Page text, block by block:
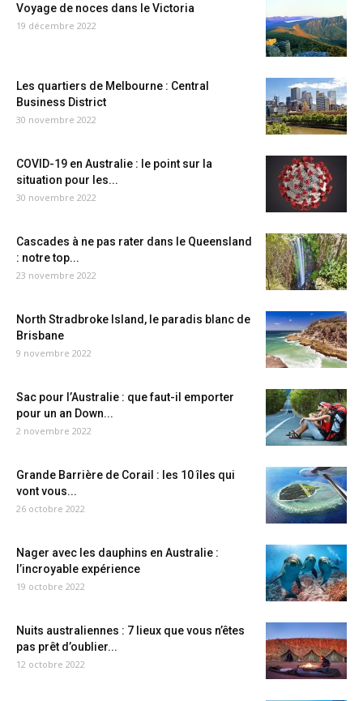
Voyage de noces dans le Victoria
19 décembre 2022
Les quartiers de Melbourne : Central
Business District
30 novembre 2022
COVID-19 en Australie : le point sur la
situation pour les...
30 novembre 2022
Cascades à ne pas rater dans le Queensland
: notre top...
23 novembre 2022
North Stradbroke Island, le paradis blanc de
Brisbane
9 novembre 2022
Sac pour l’Australie : que faut-il emporter
pour un an Down...
2 novembre 2022
Grande Barrière de Corail : les 10 îles qui
vont vous...
26 octobre 2022
Nager avec les dauphins en Australie :
l’incroyable expérience
19 octobre 2022
Nuits australiennes : 7 lieux que vous n’êtes
pas prêt d’oublier...
12 octobre 2022